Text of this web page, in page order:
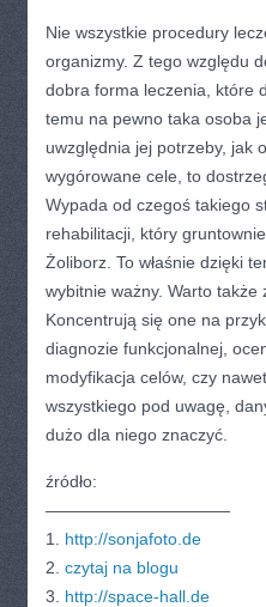
Nie wszystkie procedury
organizmy. Z tego względu
dobra forma leczenia, które
temu na pewno taka osoba
uwzględnia jej potrzeby, jak
wygórowane cele, to
Wypada od czegoś takiego
rehabilitacji, który
Żoliborz. To właśnie dzięki
wybitnie ważny. Warto także
Koncentrują się one na
diagnozie funkcjonalnej,
modyfikacja celów, czy
wszystkiego pod uwagę,
dużo dla niego znaczyć.
źródło:
———————————
1. http://sonjafoto.de
2. czytaj na blogu
3. http://space-hall.de